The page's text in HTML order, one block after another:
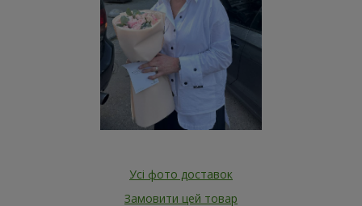
Усі фото доставок
Замовити цей товар